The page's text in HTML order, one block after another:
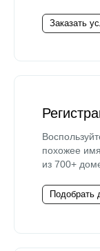
Заказать
похожее
из 700+
Подобрать